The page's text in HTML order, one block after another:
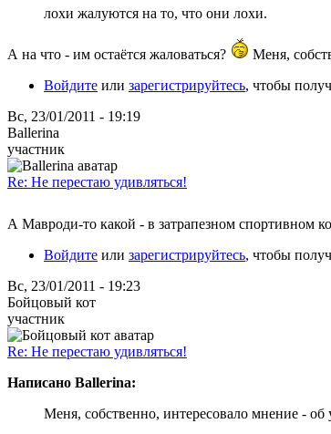
лохи жалуются на то, что они лохи.
А на что - им остаётся жаловаться?
Меня,
Войдите или зарегистрируйтесь, чтобы
Вс, 23/01/2011 - 19:19
Ballerina
участник
Re: Не перестаю удивляться!
А Мавроди-то какой - в затрапезном спортивном
Войдите или зарегистрируйтесь, чтобы
Вс, 23/01/2011 - 19:23
Бойцовый кот
участник
Re: Не перестаю удивляться!
Написано Ballerina:
Меня, собственно, интересовало мнение - об